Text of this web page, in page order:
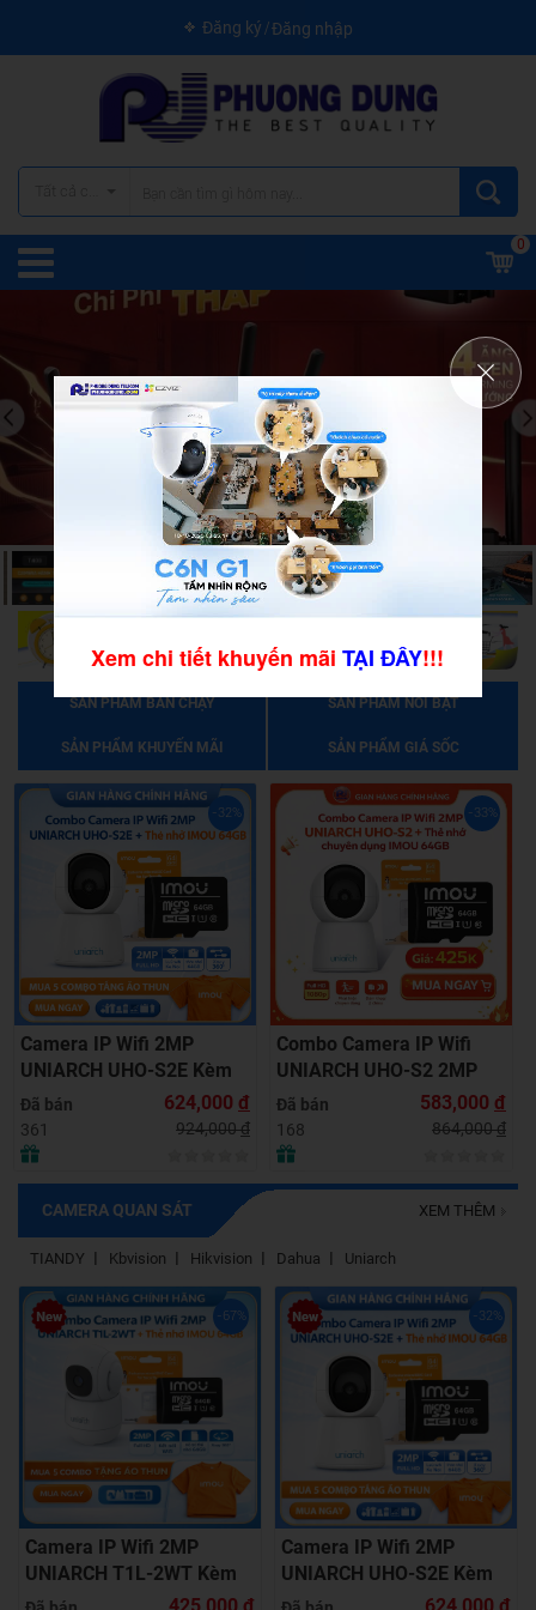
Đăng ký Đăng nhập
0
SẢN PHẨM BÁN CHẠY SẢN PHẨM NỔI BẬT
SẢN PHẨM KHUYẾN MÃI SẢN PHẨM GIÁ SỐC
-33%
Combo Camera IP Wifi
UNIARCH UHO-S2 2MP
Kèm Thẻ Nhớ IMOU 64GB
| Phù Hợp Nhà & Cửa Hàng
Đã bán
168
583,000đ
864,000đ
-33%
Combo Camera Wifi 2MP
UNIARCH UHO-S1 + Thẻ
Nhớ IMOU 64GB | Quan
Sát 24/7 | Chính Hãng
Đã bán
153
637,000đ
944,000đ
CAMERA QUAN SÁT
TIANDY Kbvision Hikvision Dahua Uniarch
XEM THÊM
-67%
Camera IP Wifi 2MP
UNIARCH T1L-2WT Kèm
Thẻ Nhớ IMOU 64GB |
-32%
Camera IP Wifi 2MP
UNIARCH UHO-S2E Kèm
Thẻ Nhớ IMOU 64GB |
Xem chi tiết khuyến mãiTẠI ĐÂY!!!